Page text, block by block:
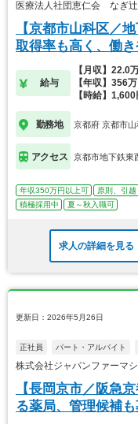
医療法人社団恵仁会 なぎ
【京都市山科区／
取得率も高く、働き
給与
【月収】22.0
【年収】356
【時給】1,600
勤務地 京都府 京都市山
アクセス 京都市地下鉄東
年収350万円以上可 原則、引越
積極採用中
夏～秋入職可
求人の詳細を見る
更新日：2026年5月26日
正社員 パート・アルバイト
株式会社ジャパンファーマ
【長岡京市／阪急
る薬局、管理候補